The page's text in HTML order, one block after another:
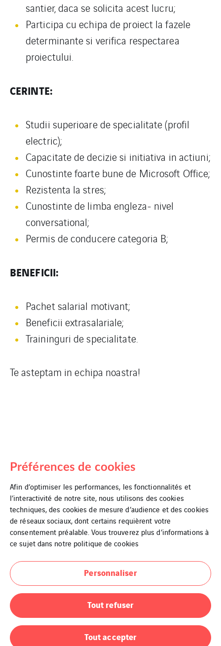
santier, daca se solicita acest lucru;
Participa cu echipa de proiect la fazele
determinante si verifica respectarea
proiectului.
CERINTE:
Studii superioare de specialitate (profil
electric);
Capacitate de decizie si initiativa in actiuni;
Cunostinte foarte bune de Microsoft Office;
Rezistenta la stres;
Cunostinte de limba engleza- nivel
conversational;
Permis de conducere categoria B;
BENEFICII:
Pachet salarial motivant;
Beneficii extrasalariale;
Traininguri de specialitate.
Te asteptam in echipa noastra!
Politique HSEQ
Politique DPP
Expertise
Secteurs d’activité
Termes et conditions
Cookies
Contact
Préférences de cookies
Afin d’optimiser les performances, les fonctionnalités et
l’interactivité de notre site, nous utilisons des cookies
techniques, des cookies de mesure d’audience et des cookies
de réseaux sociaux, dont certains requièrent votre
consentement préalable. Vous trouverez plus d’informations à
ce sujet dans notre politique de cookies
Personnaliser
Tout refuser
Tout accepter